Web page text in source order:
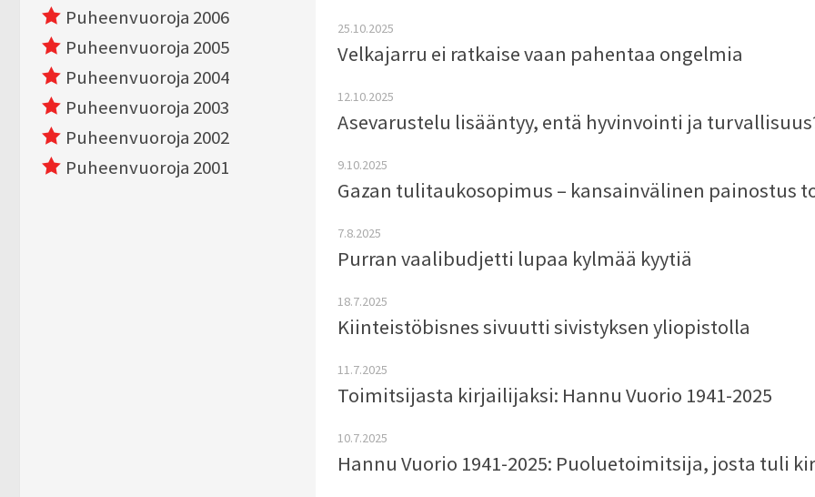
25.10.2025
Velkajarru ei ratkaise vaan pahentaa ongelmia
12.10.2025
Asevarustelu lisääntyy, entä hyvinvointi ja
9.10.2025
Gazan tulitaukosopimus – kansainvälinen painostus
7.8.2025
Purran vaalibudjetti lupaa kylmää kyytiä
18.7.2025
Kiinteistöbisnes sivuutti sivistyksen yliopistolla
11.7.2025
Toimitsijasta kirjailijaksi: Hannu Vuorio 1941-2025
10.7.2025
Hannu Vuorio 1941-2025: Puoluetoimitsija, josta tuli
Puheenvuoroja 2006
Puheenvuoroja 2005
Puheenvuoroja 2004
Puheenvuoroja 2003
Puheenvuoroja 2002
Puheenvuoroja 2001